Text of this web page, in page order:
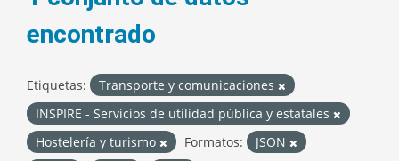
encontrado
Etiquetas:
Transporte y comunicaciones
INSPIRE - Servicios de utilidad pública y estatales
Hostelería y turismo
Formatos:
JSON